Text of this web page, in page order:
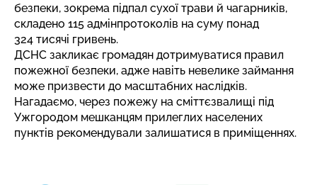
безпеки, зокрема підпал сухої трави й чагарників,
складено 115 адмінпротоколів на суму понад
324 тисячі гривень.
ДСНС закликає громадян дотримуватися правил
пожежної безпеки, адже навіть невелике займання
може призвести до масштабних наслідків.
Нагадаємо, через пожежу на сміттєзвалищі під
Ужгородом мешканцям прилеглих населених
пунктів рекомендували залишатися в приміщеннях.